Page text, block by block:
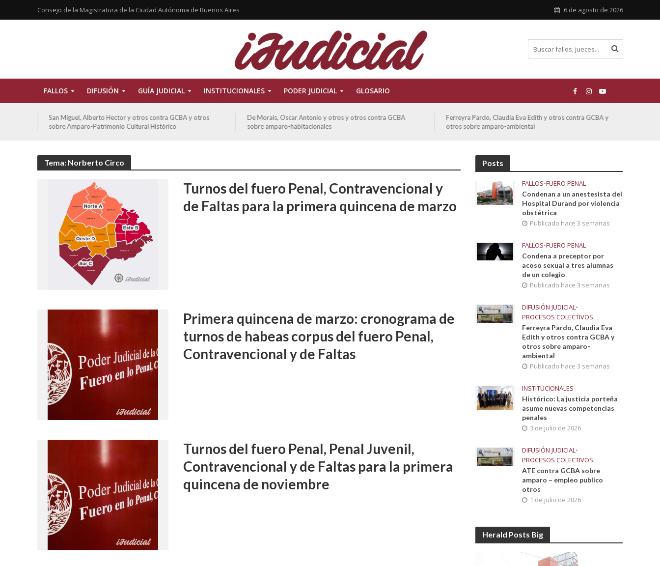
Consejo de la Magistratura de la Ciudad Autónoma de Buenos Aires 6 de agosto de 2026
FALLOS DIFUSIÓN GUÍA JUDICIAL INSTITUCIONALES PODER JUDICIAL GLOSARIO
De Morais, Oscar Antonio y otros y otros contra GCBA
sobre amparo-habitacionales
Ferreyra Pardo, Claudia Eva Edith y otros contra GCBA y
otros sobre amparo-ambiental
ATE contra GCBA sobre amparo – empleo publico otros
Tema: Norberto Circo
Turnos del fuero Penal, Contravencional y
de Faltas para la primera quincena de marzo
Primera quincena de marzo: cronograma de
turnos de habeas corpus del fuero Penal,
Contravencional y de Faltas
Turnos del fuero Penal, Penal Juvenil,
Contravencional y de Faltas para la primera
quincena de noviembre
Posts
FALLOS•FUERO PENAL
Condenan a un anestesista del
Hospital Durand por violencia
obstétrica
Publicado hace 3 semanas
FALLOS•FUERO PENAL
Condena a preceptor por
acoso sexual a tres alumnas
de un colegio
Publicado hace 3 semanas
DIFUSIÓN JUDICIAL•
PROCESOS COLECTIVOS
Ferreyra Pardo, Claudia Eva
Edith y otros contra GCBA y
otros sobre amparo-
ambiental
Publicado hace 3 semanas
INSTITUCIONALES
Histórico: La justicia porteña
asume nuevas competencias
penales
3 de julio de 2026
DIFUSIÓN JUDICIAL•
PROCESOS COLECTIVOS
ATE contra GCBA sobre
amparo – empleo publico
otros
1 de julio de 2026
Herald Posts Big